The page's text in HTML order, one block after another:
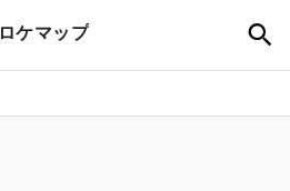
ロケマップ